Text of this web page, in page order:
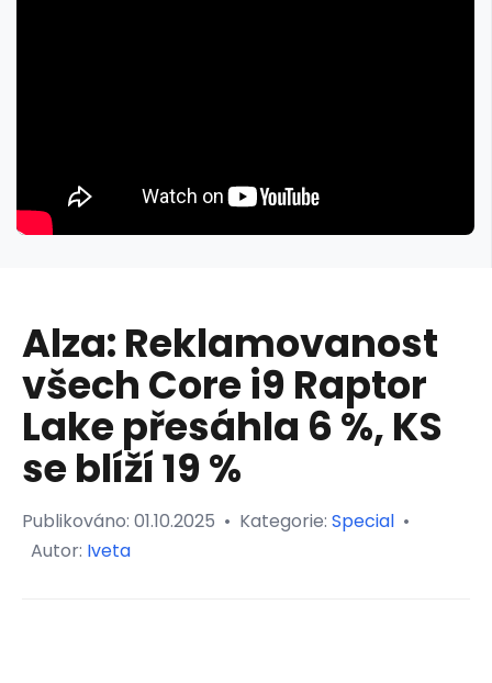
Alza: Reklamovanost
všech Core i9 Raptor
Lake přesáhla 6 %, KS
se blíží 19 %
Publikováno: 01.10.2025 • Kategorie: Special •
Autor: Iveta